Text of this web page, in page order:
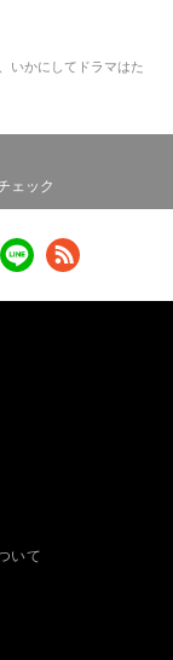
いかにしてドラマはた
ェック
いて